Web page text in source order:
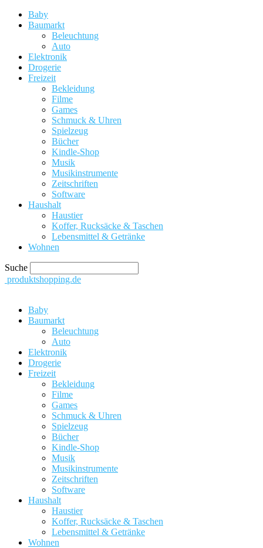
Baby
Baumarkt
Beleuchtung
Auto
Elektronik
Drogerie
Freizeit
Bekleidung
Filme
Games
Schmuck & Uhren
Spielzeug
Bücher
Kindle-Shop
Musik
Musikinstrumente
Zeitschriften
Software
Haushalt
Haustier
Koffer, Rucksäcke & Taschen
Lebensmittel & Getränke
Wohnen
Suche
produktshopping.de
Baby
Baumarkt
Beleuchtung
Auto
Elektronik
Drogerie
Freizeit
Bekleidung
Filme
Games
Schmuck & Uhren
Spielzeug
Bücher
Kindle-Shop
Musik
Musikinstrumente
Zeitschriften
Software
Haushalt
Haustier
Koffer, Rucksäcke & Taschen
Lebensmittel & Getränke
Wohnen